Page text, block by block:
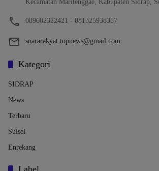
Kecamatan Maritenggae, Kabupaten Sidrap,
089602322421 - 081325938387
suararakyat.topnews@gmail.com
Kategori
SIDRAP
News
Terbaru
Sulsel
Enrekang